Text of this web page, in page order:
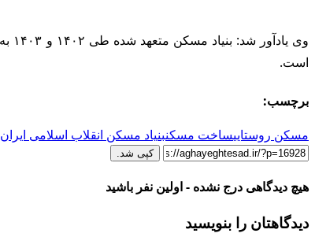
است.
برچسب:
مسکن روستاییساخت مسکنبنیاد مسکن انقلاب اسلامی ایران
کپی شد.
هیچ دیدگاهی درج نشده - اولین نفر باشید
دیدگاهتان را بنویسید